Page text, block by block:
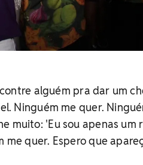
alguém pra dar um
Ninguém me quer.
muito: 'Eu sou apenas um
quer. Espero que